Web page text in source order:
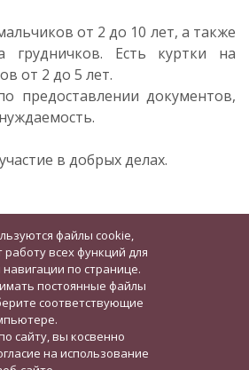
от 2 до 10 лет, а также
Есть куртки на
от 2 до 5 лет.
предоставлении документов,
в добрых делах.
файлы cookie,
всех функций для
по странице.
постоянные файлы
соответствующие
сайту, вы косвенно
на использование